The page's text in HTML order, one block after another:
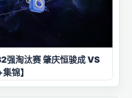
淘汰赛 肇庆恒骏成 VS
锦】